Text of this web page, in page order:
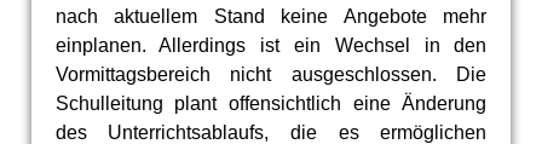
nach aktuellem Stand keine Angebote mehr
einplanen. Allerdings ist ein Wechsel in den
Vormittagsbereich nicht ausgeschlossen. Die
Schulleitung plant offensichtlich eine Änderung
des Unterrichtsablaufs, die es ermöglichen